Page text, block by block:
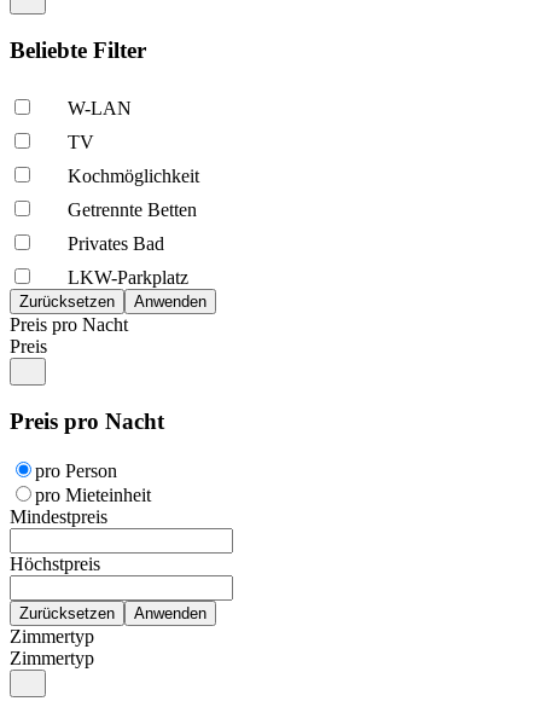
Beliebte Filter
W-LAN
TV
Kochmöglich­keit
Getrennte Betten
Privates Bad
LKW-Parkplatz
Preis pro Nacht
Preis
Preis pro Nacht
pro Person
pro Mieteinheit
Mindestpreis
Höchstpreis
Zimmertyp
Zimmertyp